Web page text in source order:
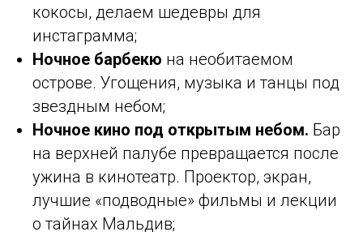
кокосы, делаем шедевры для
инстаграмма;
Ночное барбекю на необитаемом
острове. Угощения, музыка и танцы под
звездным небом;
Ночное кино под открытым небом. Бар
на верхней палубе превращается после
ужина в кинотеатр. Проектор, экран,
лучшие «подводные» фильмы и лекции
о тайнах Мальдив;